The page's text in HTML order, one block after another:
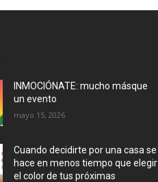
INMOCIÓNATE: mucho másque
un evento
mayo 15, 2026
Cuando decidirte por una casa se
hace en menos tiempo que elegir
el color de tus próximas